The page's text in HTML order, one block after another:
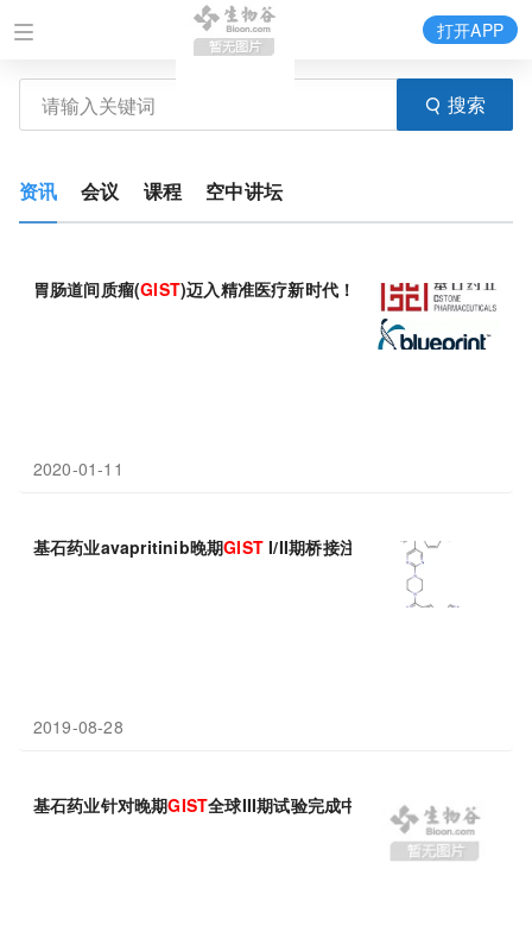
搜索
打开APP
资讯 会议 课程 空中讲坛
胃肠道间质瘤(GIST)迈入精准医疗新时代！美国FDA批准靶向药
2020-01-11
基石药业avapritinib晚期GIST I/II期桥接注册试验完成中国首例受
2019-08-28
基石药业针对晚期GIST全球III期试验完成中国首例受试者给药